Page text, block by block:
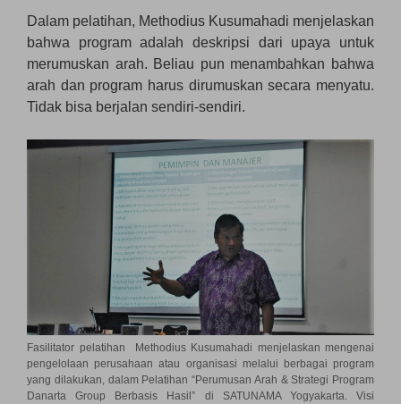
Dalam pelatihan, Methodius Kusumahadi menjelaskan
bahwa program adalah deskripsi dari upaya untuk
merumuskan arah. Beliau pun menambahkan bahwa
arah dan program harus dirumuskan secara menyatu.
Tidak bisa berjalan sendiri-sendiri.
Fasilitator pelatihan Methodius Kusumahadi menjelaskan mengenai
pengelolaan perusahaan atau organisasi melalui berbagai program
yang dilakukan, dalam Pelatihan “Perumusan Arah & Strategi Program
Danarta Group Berbasis Hasil” di SATUNAMA Yogyakarta. Visi